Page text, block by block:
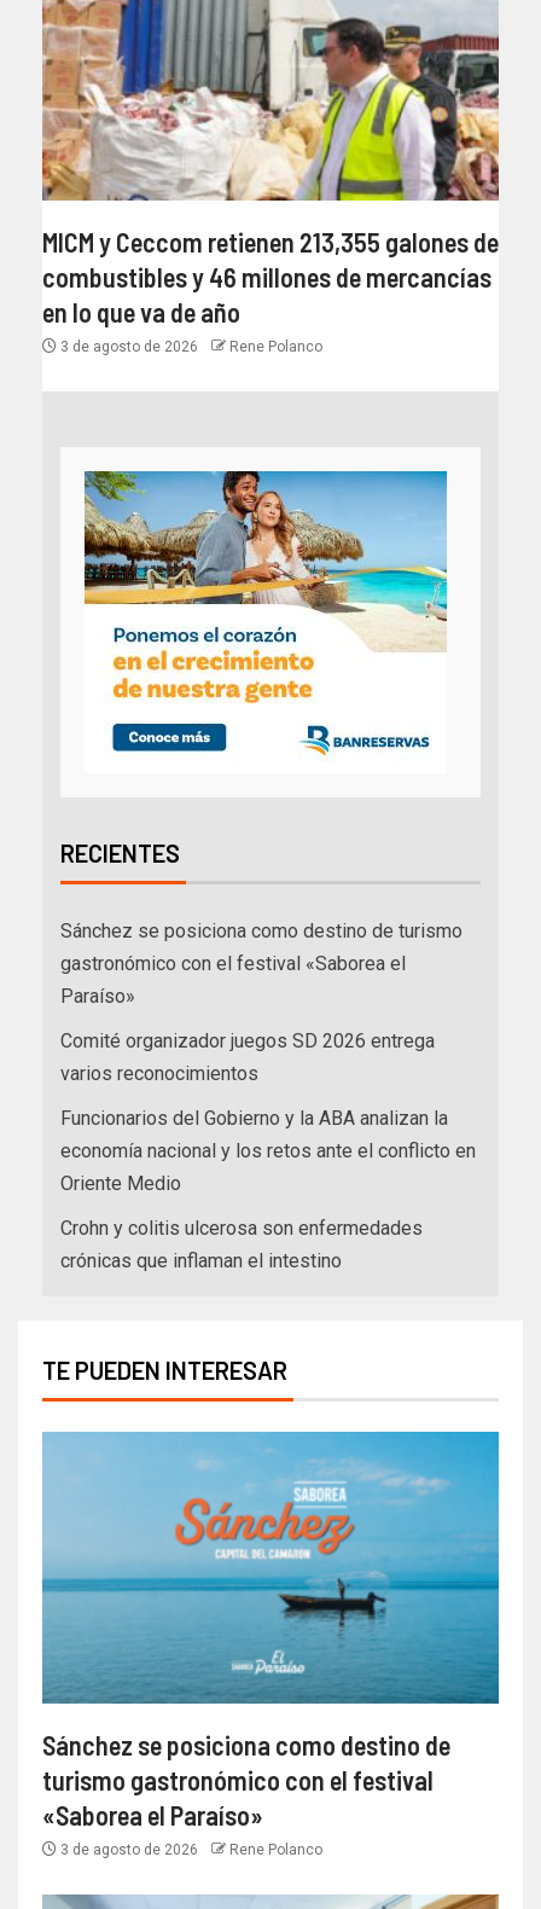
MICM y Ceccom retienen 213,355 galones de
combustibles y 46 millones de mercancías
en lo que va de año
3 de agosto de 2026 Rene Polanco
RECIENTES
Sánchez se posiciona como destino de turismo
gastronómico con el festival «Saborea el
Paraíso»
Comité organizador juegos SD 2026 entrega
varios reconocimientos
Funcionarios del Gobierno y la ABA analizan la
economía nacional y los retos ante el conflicto en
Oriente Medio
Crohn y colitis ulcerosa son enfermedades
crónicas que inflaman el intestino
TE PUEDEN INTERESAR
Sánchez se posiciona como destino de
turismo gastronómico con el festival
«Saborea el Paraíso»
3 de agosto de 2026 Rene Polanco